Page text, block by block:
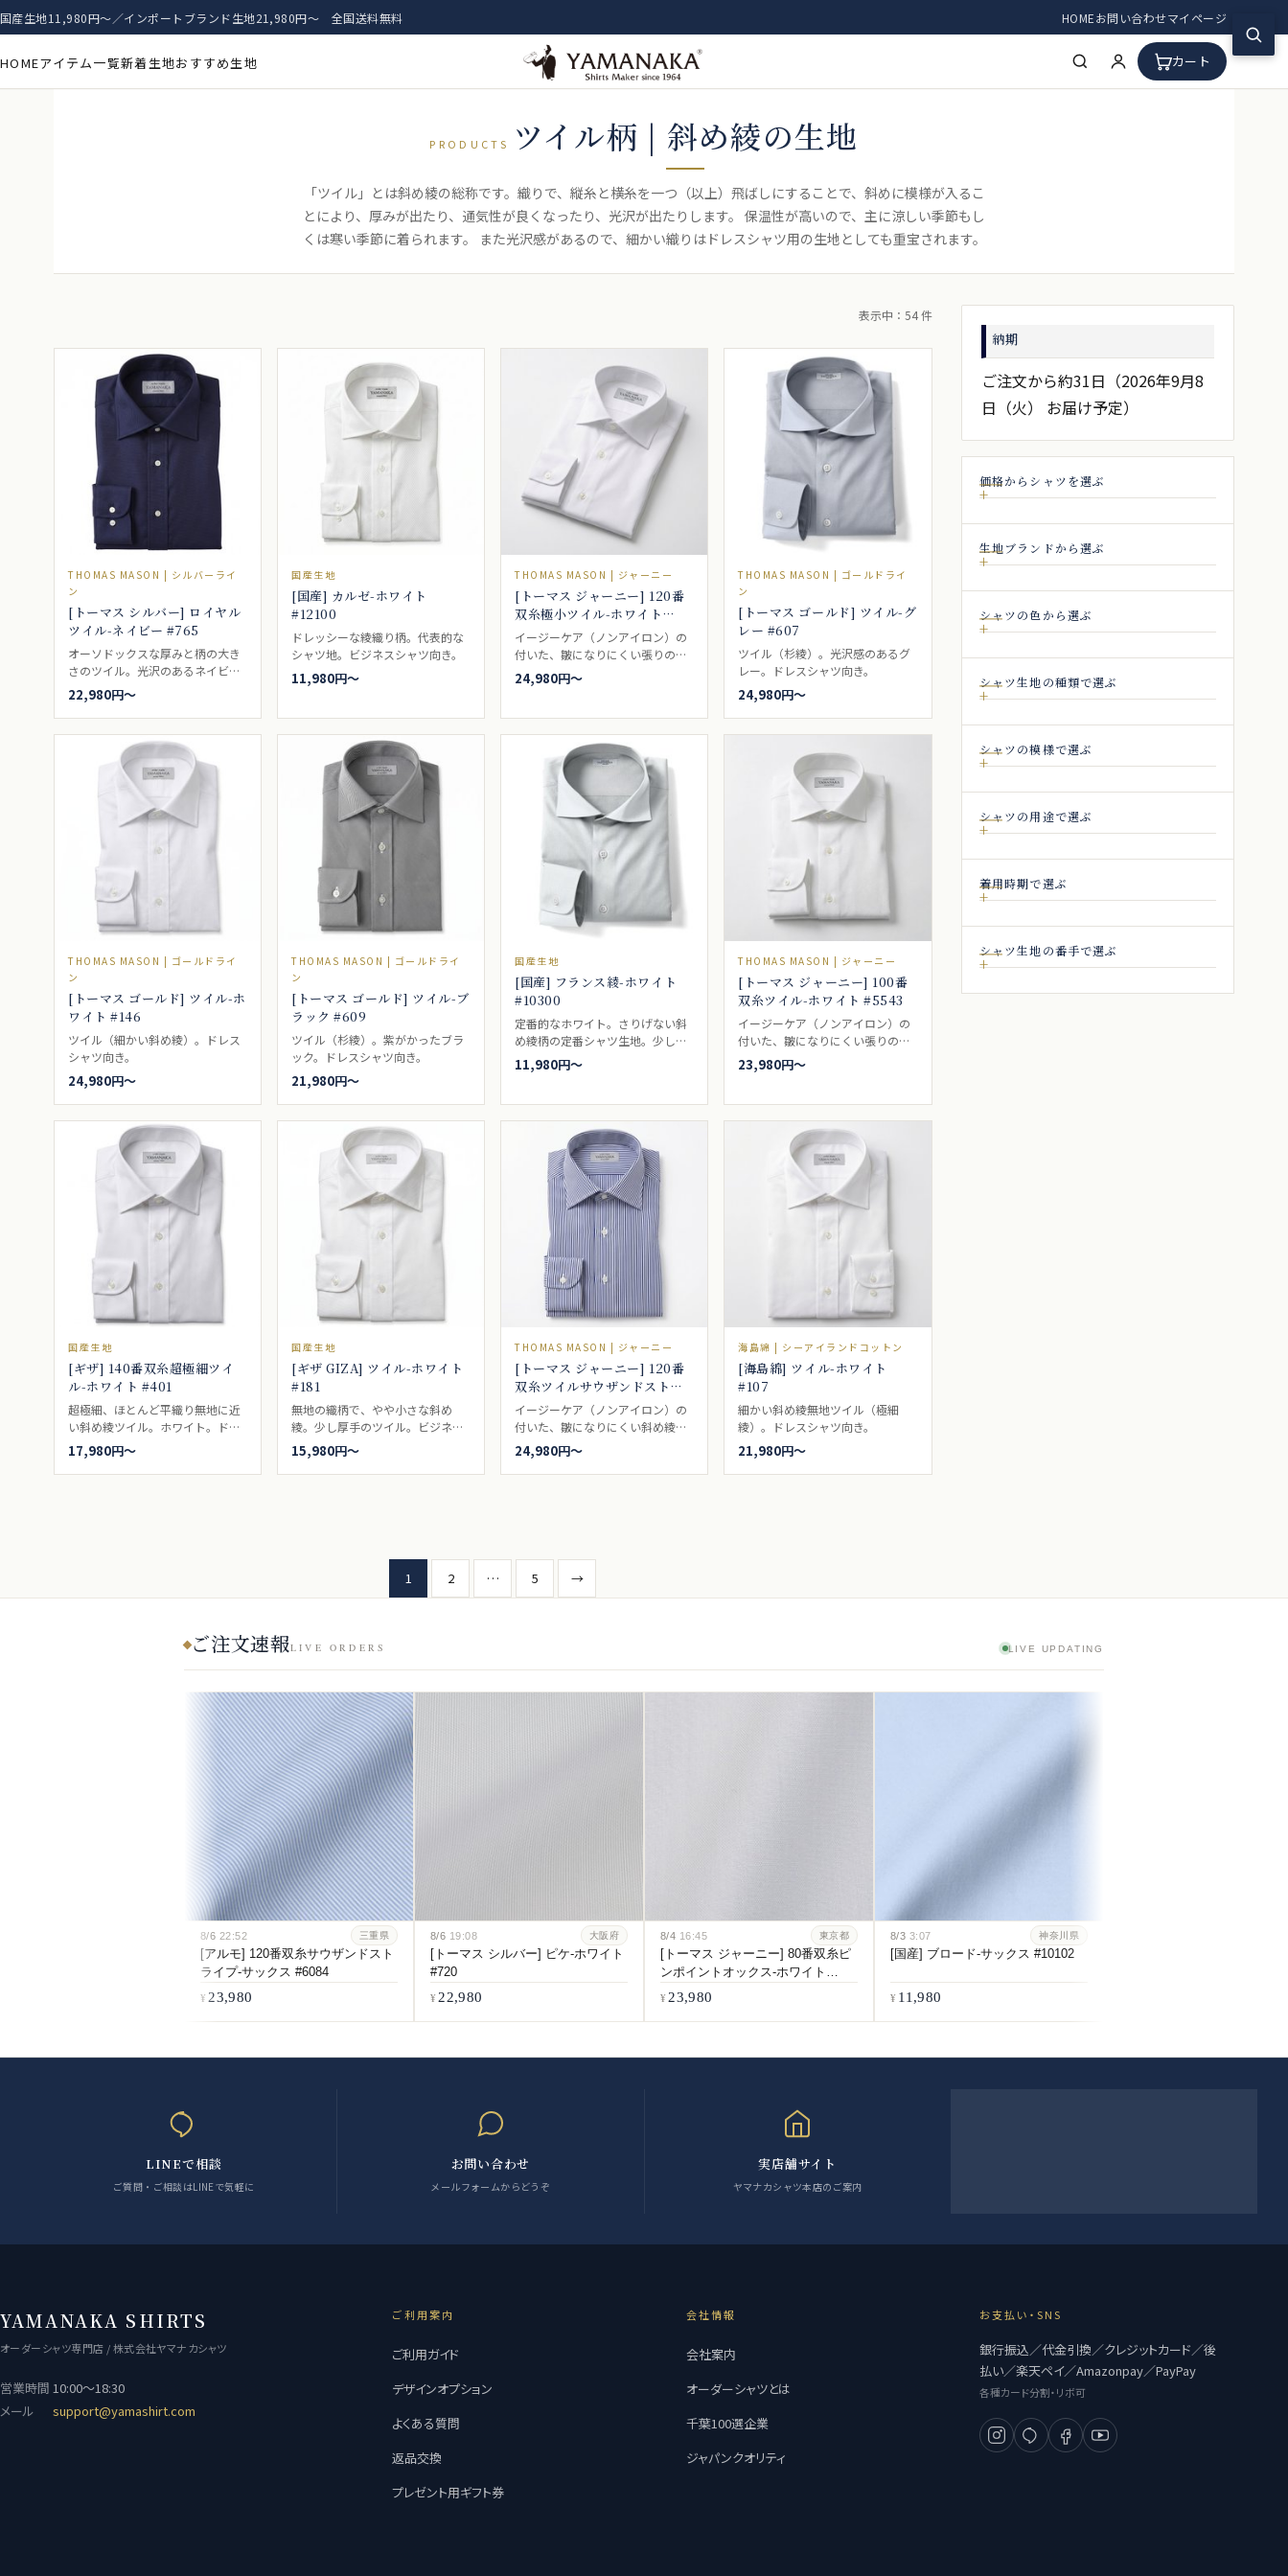
国産生地11,980円〜／インポートブランド生地21,980円〜 全国送料無料 HOMEお問い合わせマイページ
HOMEアイテム一覧新着生地おすすめ生地 カート
PRODUCTS ツイル柄 | 斜め綾の生地
「ツイル」とは斜め綾の総称です。織りで、縦糸と横糸を一つ（以上）飛ばしにすることで、斜めに模様が入るこ
とにより、厚みが出たり、通気性が良くなったり、光沢が出たりします。 保温性が高いので、主に涼しい季節もし
くは寒い季節に着られます。 また光沢感があるので、細かい織りはドレスシャツ用の生地としても重宝されます。
表示中：54 件
THOMAS MASON | シルバーライ
ン
[トーマス シルバー] ロイヤル
ツイル-ネイビー #765
オーソドックスな厚みと柄の大き
さのツイル。光沢のあるネイビ
ー。ドレスシャツ向き。
22,980円〜
国産生地
[国産] カルゼ-ホワイト
#12100
ドレッシーな綾織り柄。代表的な
シャツ地。ビジネスシャツ向き。
11,980円〜
THOMAS MASON | ジャーニー
[トーマス ジャーニー] 120番
双糸極小ツイル-ホワイト
#5537
イージーケア（ノンアイロン）の
付いた、皺になりにくい張りのあ
るパリッとした印象の白シャツ生
地、ビジネスシャツとしては最適
き。
24,980円〜
THOMAS MASON | ゴールドライ
ン
[トーマス ゴールド] ツイル-グ
レー #607
ツイル（杉綾）。光沢感のあるグ
レー。ドレスシャツ向き。
24,980円〜
THOMAS MASON | ゴールドライ
ン
[トーマス ゴールド] ツイル-ホ
ワイト #146
ツイル（細かい斜め綾）。ドレス
シャツ向き。
24,980円〜
THOMAS MASON | ゴールドライ
ン
[トーマス ゴールド] ツイル-ブ
ラック #609
ツイル（杉綾）。紫がかったブラ
ック。ドレスシャツ向き。
21,980円〜
国産生地
[国産] フランス綾-ホワイト
#10300
定番的なホワイト。さりげない斜
め綾柄の定番シャツ生地。少し厚
みがあり、耐久性も高く、ドレス
シャツとしても、ビジネスシャツ
もご着用頂けます。ビジネスシャ
ツ向き。
11,980円〜
THOMAS MASON | ジャーニー
[トーマス ジャーニー] 100番
双糸ツイル-ホワイト #5543
イージーケア（ノンアイロン）の
付いた、皺になりにくい張りのあ
るパリッとした印象の白シャツ生
地、ビジネスシャツとしては最適
き。
23,980円〜
国産生地
[ギザ] 140番双糸超極細ツイ
ル-ホワイト #401
超極細、ほとんど平織り無地に近
い斜め綾ツイル。ホワイト。ドレ
スシャツ向き。
17,980円〜
国産生地
[ギザ GIZA] ツイル-ホワイト
#181
無地の織柄で、やや小さな斜め
綾。少し厚手のツイル。ビジネス
シャツとして、ネイビースーツが
合うシャツとして、ドレスシャツ
として持っていたい一枚です。
15,980円〜
THOMAS MASON | ジャーニー
[トーマス ジャーニー] 120番
双糸ツイルサウザンドストラ
イプ-ブルー #5552
イージーケア（ノンアイロン）の
付いた、皺になりにくい斜め綾ベ
ースの定番サウザンドストライ
プ。明るいブルー。ドレスシャツ
向き。
24,980円〜
海島綿 | シーアイランドコットン
[海島綿] ツイル-ホワイト
#107
細かい斜め綾無地ツイル（極細
綾）。ドレスシャツ向き。
21,980円〜
投
稿
ペ
1 2 … 5 →
納期
ご注文から約31日（2026年9月8
日（火） お届け予定）
価格からシャツを選ぶ
生地ブランドから選ぶ
シャツの色から選ぶ
シャツ生地の種類で選ぶ
シャツの模様で選ぶ
シャツの用途で選ぶ
着用時期で選ぶ
シャツ生地の番手で選ぶ
ご注文速報LIVE ORDERS LIVE UPDATING
8/6 22:52 三重県
[アルモ] 120番双糸サウザンドスト
ライプ-サックス #6084
23,980
8/6 19:08 大阪府
[トーマス シルバー] ピケ-ホワイト
#720
22,980
8/4 16:45 東京都
[トーマス ジャーニー] 80番双糸ピ
ンポイントオックス-ホワイト
#5547
23,980
8/3 3:07 神奈川県
[国産] ブロード-サックス #10102
11,980
LINEで相談
ご質問・ご相談はLINEで気軽に
お問い合わせ
メールフォームからどうぞ
実店舗サイト
ヤマナカシャツ本店のご案内
YAMANAKA SHIRTS
オーダーシャツ専門店 / 株式会社ヤマナカシャツ
営業時間 10:00〜18:30
メール
support@yamashirt.com
ご利用案内
ご利用ガイド
デザインオプション
よくある質問
返品交換
プレゼント用ギフト券
会社情報
会社案内
オーダーシャツとは
千葉100選企業
ジャパンクオリティ
お支払い・SNS
銀行振込／代金引換／クレジットカード／後
払い／楽天ペイ／Amazonpay／PayPay
各種カード分割・リボ可